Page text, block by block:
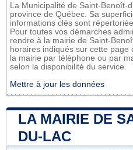
La Municipalité de Saint-Benoît-
province de Québec. Sa
informations clés sont
Pour toutes vos démarches
rendre à la mairie de Saint-
horaires indiqués sur cette page
la mairie par téléphone ou par
selon la disponibilité du service.
Mettre à jour les données
LA MAIRIE DE
DU-LAC